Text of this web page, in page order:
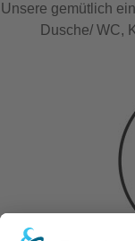
Unsere gemütlich
Dusche/ WC,